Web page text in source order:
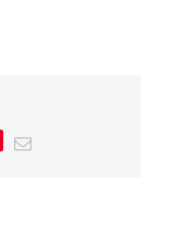
E-